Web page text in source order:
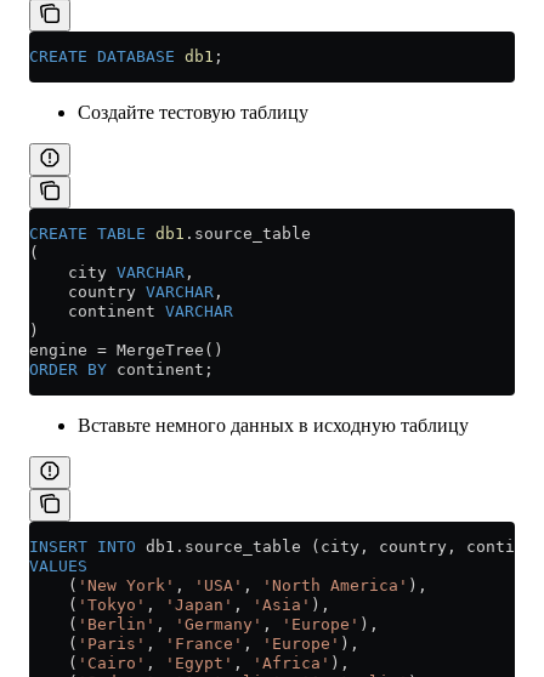
CREATE DATABASE db1 ;
Создайте тестовую таблицу
CREATE TABLE db1 .source_table
(
    city
VARCHAR ,
    country
VARCHAR ,
    continent
VARCHAR
)
engine = MergeTree()
ORDER BY continent;
Вставьте немного данных в исходную таблицу
INSERT INTO db1 . source_table (city, country,
VALUES
    (
'New York' , 'USA' , 'North America' ),
    (
'Tokyo' , 'Japan' , 'Asia' ),
    (
'Berlin' , 'Germany' , 'Europe' ),
    (
'Paris' , 'France' , 'Europe' ),
    (
'Cairo' , 'Egypt' , 'Africa' ),